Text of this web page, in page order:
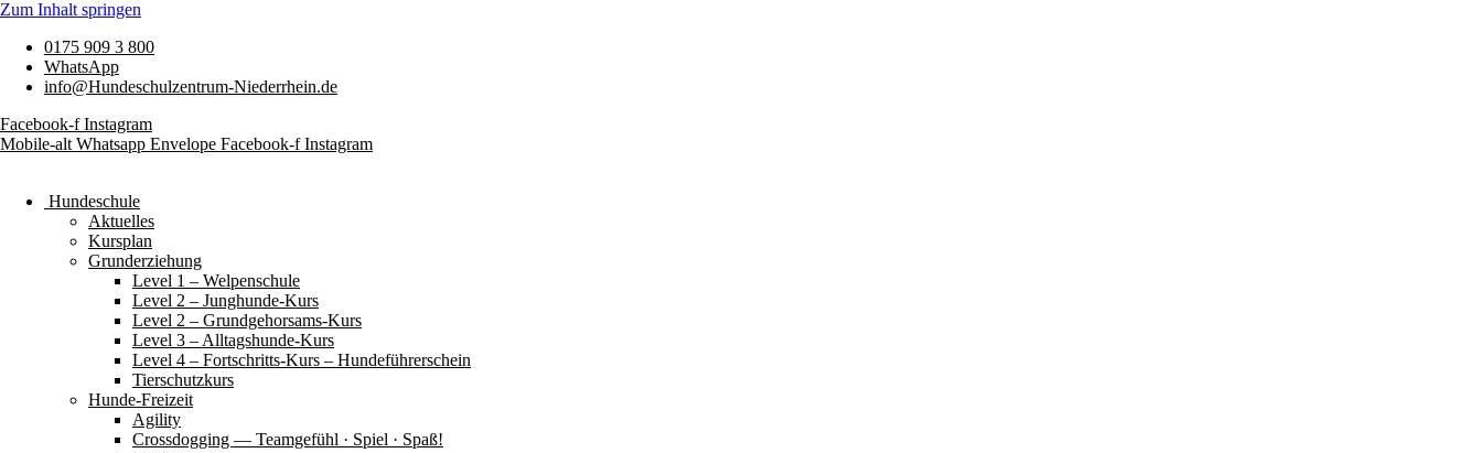
Zum Inhalt springen
0175 909 3 800
WhatsApp
info@Hundeschulzentrum-Niederrhein.de
Facebook-f Instagram
Mobile-alt Whatsapp Envelope Facebook-f Instagram
Hundeschule
Aktuelles
Kursplan
Grunderziehung
Level 1 – Welpenschule
Level 2 – Junghunde-Kurs
Level 2 – Grundgehorsams-Kurs
Level 3 – Alltagshunde-Kurs
Level 4 – Fortschritts-Kurs – Hundeführerschein
Tierschutzkurs
Hunde-Freizeit
Agility
Crossdogging — Teamgefühl · Spiel · Spaß!